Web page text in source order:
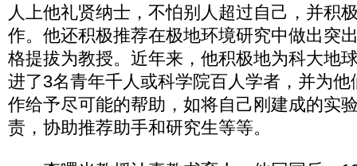
人上他礼贤纳士，不怕别人超过自己，并积
作。他还积极推荐在极地环境研究中做出突
格提拔为教授。近年来，他积极地为科大地
进了3名青年千人或科学院百人学者，并为
作给予尽可能的帮助，如将自己刚建成的实
责，协助推荐助手和研究生等等。